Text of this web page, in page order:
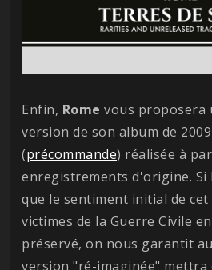
Enfin, Rome vous proposera
version de son album de 2009
(précommande) réalisée à
enregistrements d'origine.
que le sentiment initial de cet
victimes de la Guerre Civile
préservé, on nous garantit
version "ré-imaginée" mettra